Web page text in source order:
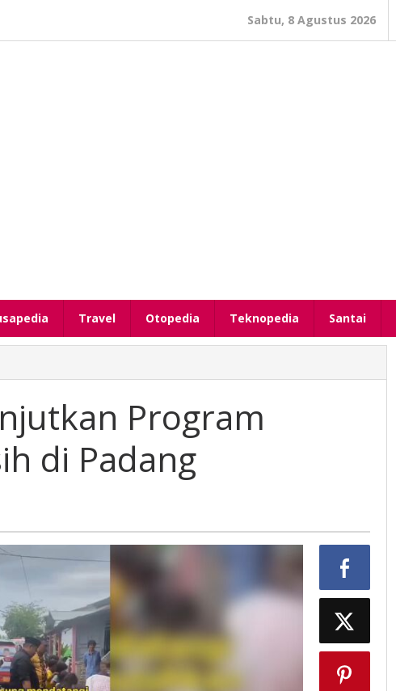
Sabtu, 8 Agustus 2026
Travel Otopedia Teknopedia Santai
Program
di Padang